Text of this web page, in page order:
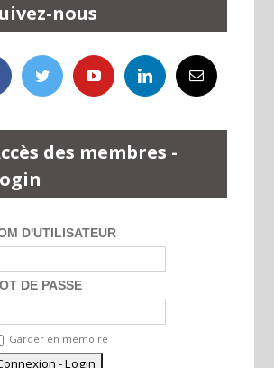
nous
des membres -
D'UTILISATEUR
DE PASSE
Garder en mémoire